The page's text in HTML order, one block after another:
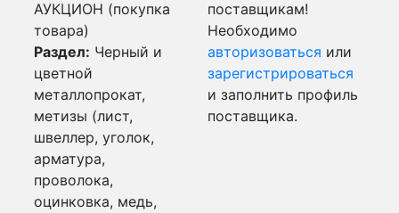
АУКЦИОН (покупка
товара)
Раздел: Черный и
цветной
металлопрокат,
метизы (лист,
швеллер, уголок,
арматура,
проволока,
оцинковка, медь,
поставщикам!
Необходимо
авторизоваться или
зарегистрироваться
и заполнить профиль
поставщика.